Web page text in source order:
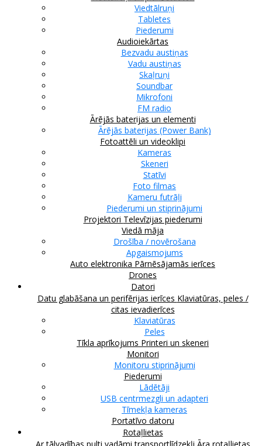
Viedtālruņi
Tabletes
Piederumi
Audioiekārtas
Bezvadu austiņas
Vadu austiņas
Skaļruņi
Soundbar
Mikrofoni
FM radio
Ārējās baterijas un elementi
Ārējās baterijas (Power Bank)
Fotoattēli un videoklipi
Kameras
Skeneri
Statīvi
Foto filmas
Kameru futrāļi
Piederumi un stiprinājumi
Projektori Televīzijas piederumi
Viedā māja
Drošība / novērošana
Apgaismojums
Auto elektronika Pārnēsājamās ierīces
Drones
Datori
Datu glabāšana un perifērijas ierīces Klaviatūras, peles /
citas ievadierīces
Klaviatūras
Peles
Tīkla aprīkojums Printeri un skeneri
Monitori
Monitoru stiprinājumi
Piederumi
Lādētāji
USB centrmezgli un adapteri
Tīmekļa kameras
Portatīvo datoru
Rotaļlietas
Ar tālvadības pulti vadāmi transportlīdzekļi Āra rotaļlietas